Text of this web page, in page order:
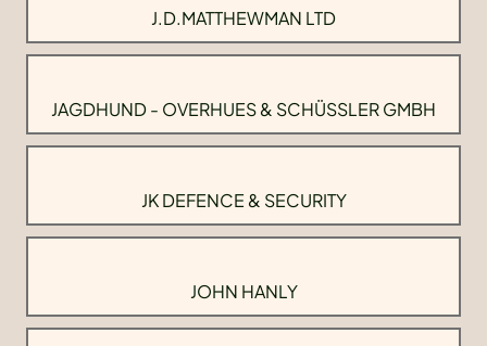
J.D.MATTHEWMAN LTD
JAGDHUND - OVERHUES & SCHÜSSLER GMBH
JK DEFENCE & SECURITY
JOHN HANLY